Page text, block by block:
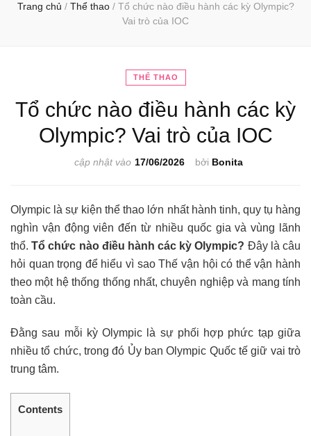
Trang chủ / Thể thao / Tổ chức nào điều hành các kỳ Olympic?
Vai trò của IOC
THỂ THAO
Tổ chức nào điều hành các kỳ
Olympic? Vai trò của IOC
bởi Bonita
cập nhật vào 17/06/2026
Olympic là sự kiện thể thao lớn nhất hành tinh, quy tụ hàng
nghìn vận động viên đến từ nhiều quốc gia và vùng lãnh
thổ.Tổ chức nào điều hành các kỳ Olympic? Đây là câu
hỏi quan trọng để hiểu vì sao Thế vận hội có thể vận hành
theo một hệ thống thống nhất, chuyên nghiệp và mang tính
toàn cầu.
Đằng sau mỗi kỳ Olympic là sự phối hợp phức tạp giữa
nhiều tổ chức, trong đó Ủy ban Olympic Quốc tế giữ vai trò
trung tâm.
Contents